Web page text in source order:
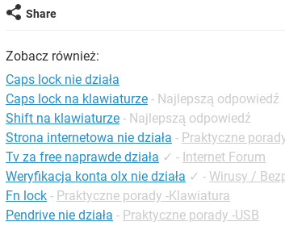
Share
Zobacz również:
Caps lock nie działa
Caps lock na klawiaturze - Najlepszą odpowiedź
Shift na klawiaturze - Najlepszą odpowiedź
Strona internetowa nie działa - Praktyczne
Tv za free naprawde działa ✓ - Internet Forum
Weryfikacja konta olx nie działa ✓ - Wirusy /
Fn lock - Praktyczne porady -Klawiatura
Pendrive nie działa - Praktyczne porady -USB